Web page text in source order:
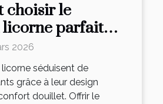
choisir le
licorne parfait
?
2026
séduisent de
grâce à leur design
douillet. Offrir le